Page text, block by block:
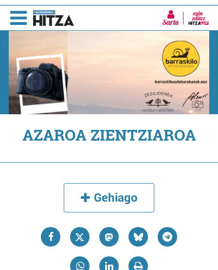
Sartu
AZAROA ZIENTZIAROA
Gehiago